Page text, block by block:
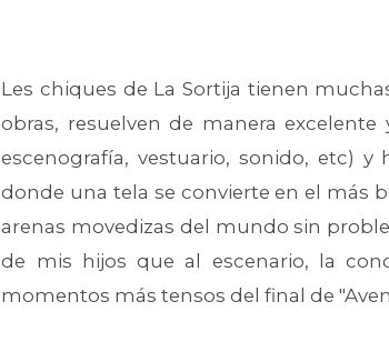
Les chiques de La Sortija tienen
obras, resuelven de manera
escenografía, vestuario, sonido, etc)
donde una tela se convierte en el más
arenas movedizas del mundo sin
de mis hijos que al escenario, la
momentos más tensos del final de